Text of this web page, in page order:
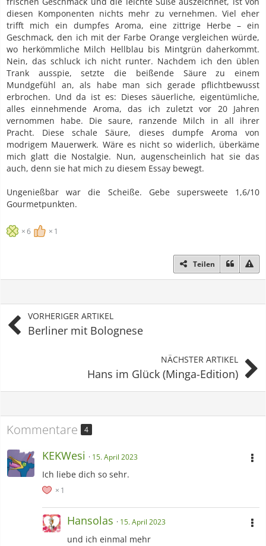
diesen Komponenten nichts mehr zu vernehmen. Viel eher
trifft mich ein dumpfes Aroma, eine zittrige Herbe – ein
Geschmack, den ich mit der Farbe Orange vergleichen würde,
wo herkömmliche Milch Hellblau bis Mintgrün daherkommt.
Nein, das schluck ich nicht runter. Nachdem ich den üblen
Trank ausspie, setzte die beißende Säure zu einem
Mundgefühl an, als habe man sich gerade pflichtbewusst
erbrochen. Und da ist es: Dieses säuerliche, eigentümliche,
alles einnehmende Aroma, das ich zuletzt vor 20 Jahren
vernommen habe. Die saure, ranzende Milch in all ihrer
Pracht. Diese schale Säure, dieses dumpfe Aroma von
modrigem Mauerwerk. Wäre es nicht so widerlich, überkäme
mich glatt die Nostalgie. Nun, augenscheinlich hat sie das
auch, denn sie hat mich zu diesem Essay bewegt.
Ungenießbar war die Scheiße. Gebe supersweete 1,6/10
Gourmetpunkten.
6 1
Teilen
VORHERIGER ARTIKEL
Berliner mit Bolognese
NÄCHSTER ARTIKEL
Hans im Glück (Minga-Edition)
Kommentare 4
KEKWesi 15. April 2023
Ich liebe dich so sehr.
1
Hansolas 15. April 2023
und ich einmal mehr